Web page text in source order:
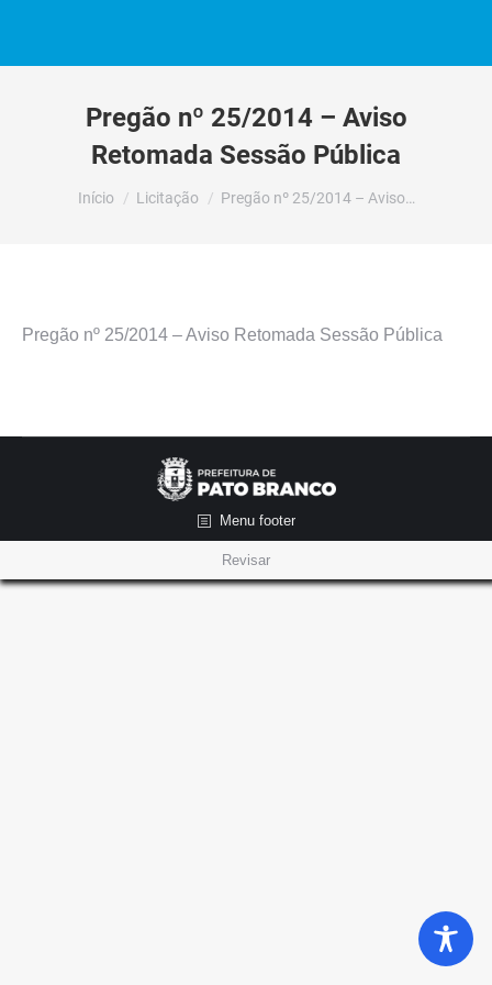
Pregão nº 25/2014 – Aviso
Retomada Sessão Pública
Você está aqui:
Início Licitação Pregão nº 25/2014 – Aviso…
Pregão nº 25/2014 – Aviso Retomada Sessão Pública
Menu footer
Revisar